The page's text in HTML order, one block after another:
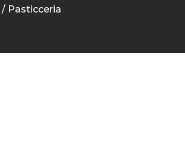
Pasticceria